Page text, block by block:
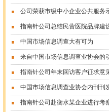
公司荣获市级中小企业公共服务
指南针公司总结民营医院品牌建
中国市场信息调查大有可为
来自中国市场信息调查业协会的
指南针公司年末回访客户征求意
中国市场信息调查业协会内刊刊
指南针公司赴衡水某企业进行考